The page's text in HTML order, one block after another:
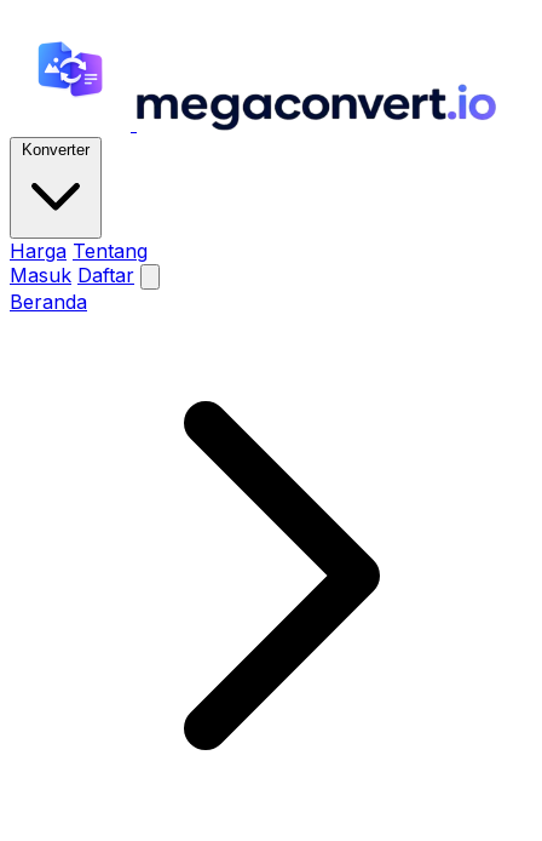
Konverter
Harga Tentang
Masuk Daftar
Beranda